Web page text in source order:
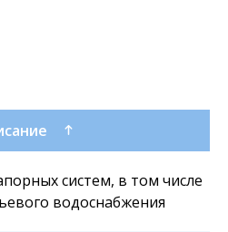
систем, в том числе
водоснабжения